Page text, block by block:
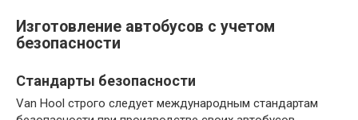
Изготовление автобусов с учетом
безопасности
Стандарты безопасности
Van Hool строго следует международным стандартам